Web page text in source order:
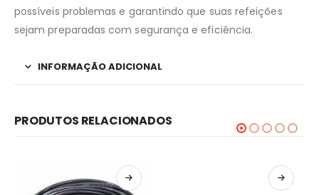
possíveis problemas e garantindo que suas refeições
sejam preparadas com segurança e eficiência.
INFORMAÇÃO ADICIONAL
PRODUTOS RELACIONADOS